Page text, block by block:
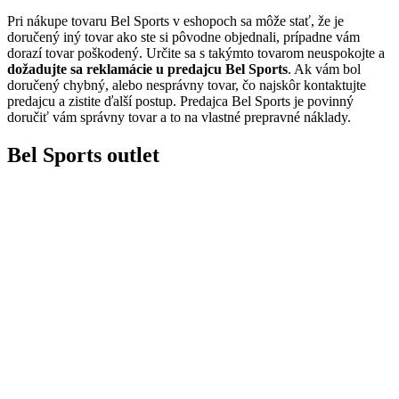
Pri nákupe tovaru Bel Sports v eshopoch sa môže stať, že je
doručený iný tovar ako ste si pôvodne objednali, prípadne vám
dorazí tovar poškodený. Určite sa s takýmto tovarom neuspokojte a
dožadujte sa reklamácie u predajcu Bel Sports. Ak vám bol
doručený chybný, alebo nesprávny tovar, čo najskôr kontaktujte
predajcu a zistite ďalší postup. Predajca Bel Sports je povinný
doručiť vám správny tovar a to na vlastné prepravné náklady.
Bel Sports outlet